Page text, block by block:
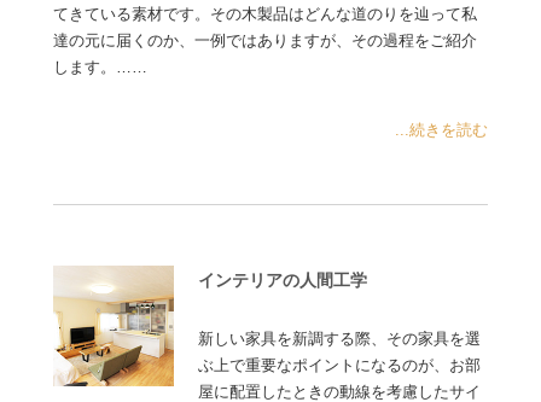
てきている素材です。その木製品はどんな道のりを辿って私
達の元に届くのか、一例ではありますが、その過程をご紹介
します。……
...続きを読む
インテリアの人間工学
新しい家具を新調する際、その家具を選
ぶ上で重要なポイントになるのが、お部
屋に配置したときの動線を考慮したサイ